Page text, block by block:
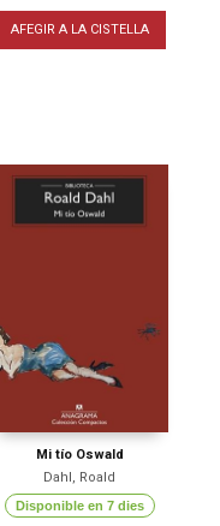
AFEGIR A LA CISTELLA
Mi tío Oswald
Dahl, Roald
Disponible en 7 dies